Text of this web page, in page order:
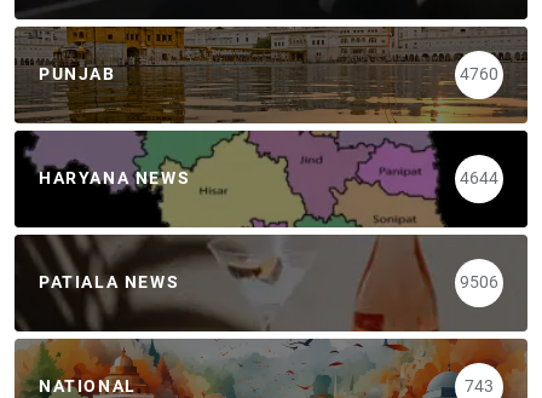
PUNJAB 4760
HARYANA NEWS 4644
PATIALA NEWS 9506
NATIONAL 743